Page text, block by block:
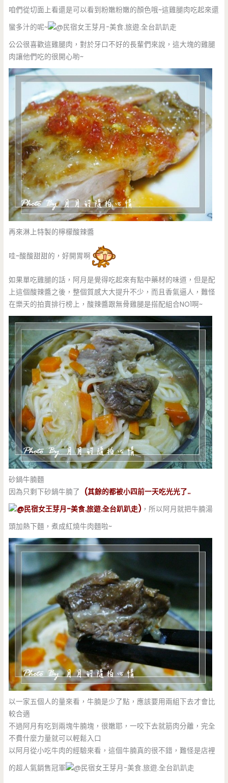
咱們從切面上看還是可以看到粉嫩粉嫩的顏色哦~這雞腿肉吃起來還
蠻多汁的呢~
公公很喜歡這雞腿肉，對於牙口不好的長輩們來說，這大塊的雞腿
肉讓他們吃的很開心喲~
再來淋上特製的檸檬酸辣醬
哇~酸酸甜甜的，好開胃啊
如果單吃雞腿的話，阿月是覺得吃起來有點中藥材的味道，但是配
上這個酸辣醬之後，整個質感大大提升不少，而且香氣逼人，難怪
在樂天的拍賣排行榜上，酸辣醬跟無骨雞腿是搭配組合NO1啊~
砂鍋牛腩麵
因為只剩下砂鍋牛腩了 (其餘的都被小四前一天吃光光了..
) ，所以阿月就把牛腩湯
頭加熱下麵，煮成紅燒牛肉麵啦~
以一家五個人的量來看，牛腩是少了點，應該要用兩組下去才會比
較合適
不過阿月有吃到兩塊牛腩塊，很嫩耶，一咬下去就筋肉分離，完全
不費什麼力量就可以輕鬆入口
以阿月從小吃牛肉的經驗來看，這個牛腩真的很不錯，難怪是店裡
的超人氣銷售冠軍